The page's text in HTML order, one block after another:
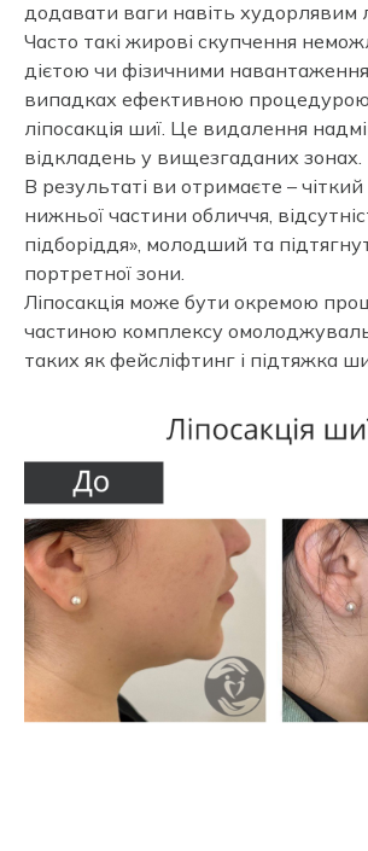
додавати ваги навіть худорлявим
Часто такі жирові скупчення
дієтою чи фізичними
випадках ефективною
ліпосакція шиї. Це видалення
відкладень у вищезгаданих зонах.
В результаті ви отримаєте –
нижньої частини обличчя,
підборіддя», молодший та
портретної зони.
Ліпосакція може бути окремою
частиною комплексу
таких як фейсліфтинг і підтяжка